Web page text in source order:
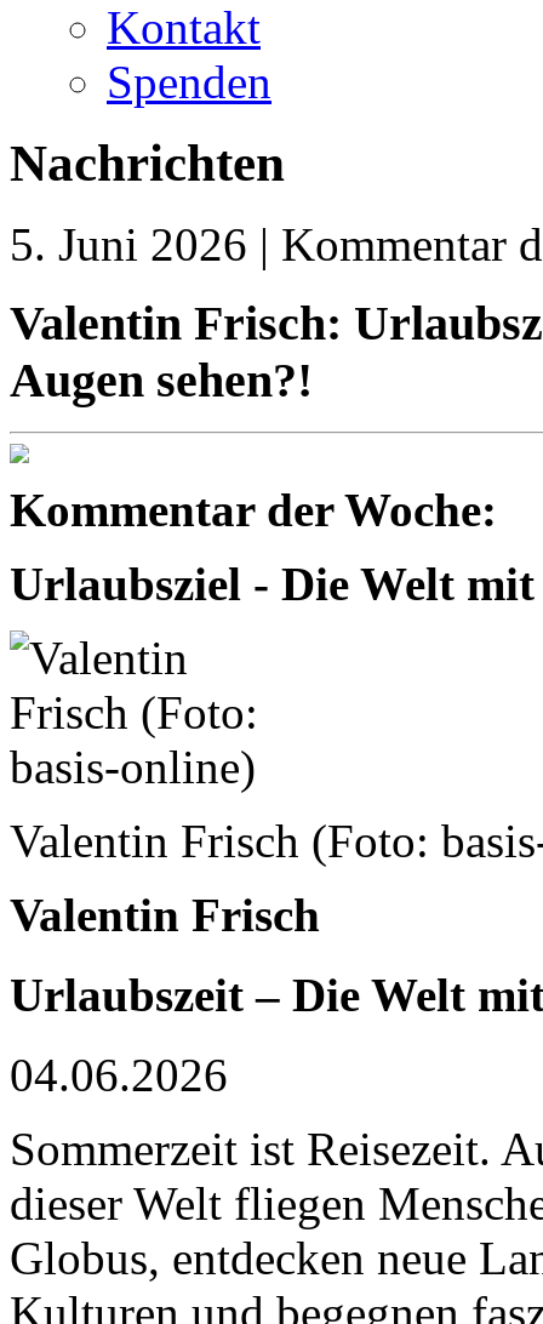
Kontakt
Spenden
Nachrichten
5. Juni 2026 | Kommentar
Valentin Frisch:
Augen sehen?!
Kommentar der Woche:
Urlaubsziel - Die Welt mit
Valentin Frisch (Foto:
Valentin Frisch
Urlaubszeit – Die Welt
04.06.2026
Sommerzeit ist Reisezeit.
dieser Welt fliegen
Globus, entdecken neue
Kulturen und begegnen